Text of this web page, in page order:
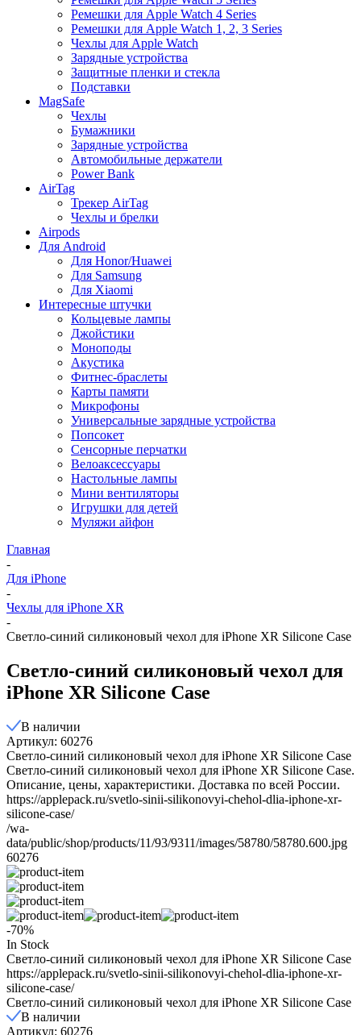
Ремешки для Apple Watch 4 Series
Ремешки для Apple Watch 1, 2, 3 Series
Чехлы для Apple Watch
Зарядные устройства
Защитные пленки и стекла
Подставки
MagSafe
Чехлы
Бумажники
Зарядные устройства
Автомобильные держатели
Power Bank
AirTag
Трекер AirTag
Чехлы и брелки
Airpods
Для Android
Для Honor/Huawei
Для Samsung
Для Xiaomi
Интересные штучки
Кольцевые лампы
Джойстики
Моноподы
Акустика
Фитнес-браслеты
Карты памяти
Микрофоны
Универсальные зарядные устройства
Попсокет
Сенсорные перчатки
Велоаксессуары
Настольные лампы
Мини вентиляторы
Игрушки для детей
Муляжи айфон
Главная
-
Для iPhone
-
Чехлы для iPhone XR
-
Светло-синий силиконовый чехол для iPhone XR Silicone Case
Светло-синий силиконовый чехол для
iPhone XR Silicone Case
В наличии
Артикул: 60276
Светло-синий силиконовый чехол для iPhone XR Silicone Case
Светло-синий силиконовый чехол для iPhone XR Silicone Case.
Описание, цены, характеристики. Доставка по всей России.
https://applepack.ru/svetlo-sinii-silikonovyi-chehol-dlia-iphone-xr-
silicone-case/
/wa-
data/public/shop/products/11/93/9311/images/58780/58780.600.jpg
60276
-70%
In Stock
Светло-синий силиконовый чехол для iPhone XR Silicone Case
https://applepack.ru/svetlo-sinii-silikonovyi-chehol-dlia-iphone-xr-
silicone-case/
Светло-синий силиконовый чехол для iPhone XR Silicone Case
В наличии
Артикул: 60276